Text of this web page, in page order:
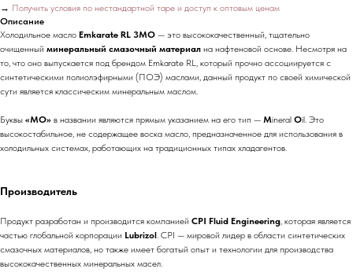
→ Получить условия по нестандартной таре и доступ к оптовым ценам
Описание
Холодильное масло Emkarate RL 3MO — это высококачественный, тщательно
очищенный минеральный смазочный материал на нафтеновой основе. Несмотря на
то, что оно выпускается под брендом Emkarate RL, который прочно ассоциируется с
синтетическими полиолэфирными (ПОЭ) маслами, данный продукт по своей химической
сути является классическим минеральным маслом.
Буквы «MO» в названии являются прямым указанием на его тип — Mineral Oil. Это
высокостабильное, не содержащее воска масло, предназначенное для использования в
холодильных системах, работающих на традиционных типах хладагентов.
Производитель
Продукт разработан и производится компанией CPI Fluid Engineering, которая является
частью глобальной корпорации Lubrizol. CPI — мировой лидер в области синтетических
смазочных материалов, но также имеет богатый опыт и технологии для производства
высококачественных минеральных масел.